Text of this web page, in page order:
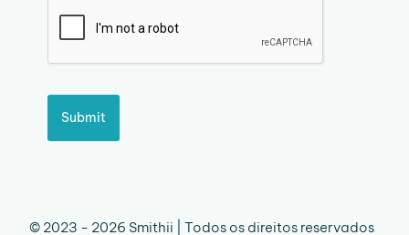
Submit
© 2023 - 2026 Smithii | Todos os direitos reservados